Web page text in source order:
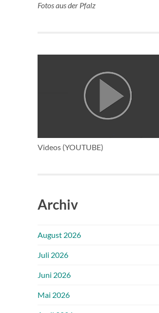
Fotos aus der Pfalz
Videos (YOUTUBE)
Archiv
August 2026
Juli 2026
Juni 2026
Mai 2026